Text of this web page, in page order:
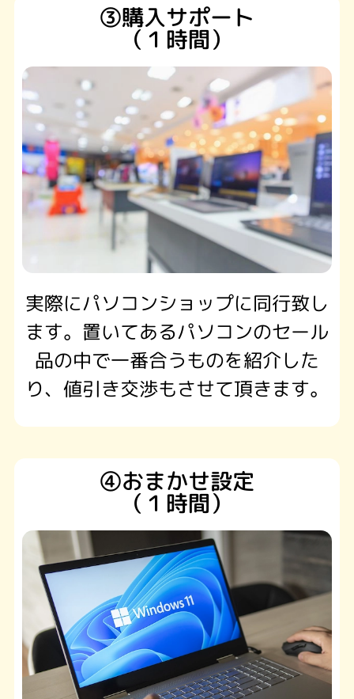
③購入サポート
（１時間）
実際にパソコンショップに同行致し
ます。置いてあるパソコンのセール
品の中で一番合うものを紹介した
り、値引き交渉もさせて頂きます。
④おまかせ設定
（１時間）